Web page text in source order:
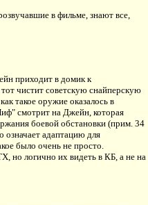
в фильме, знают все,
приходит в домик к
чистит советскую снайперскую
такое оружие оказалось в
смотрит на Джейн, которая
боевой обстановки (прим. 34
означает адаптацию для
было очень не просто.
но логично их видеть в КБ, а не на